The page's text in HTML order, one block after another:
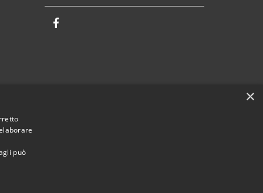
×
può